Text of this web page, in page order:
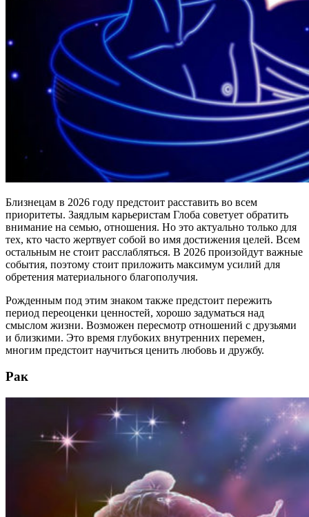
Близнецам в 2026 году предстоит расставить во всем
приоритеты. Заядлым карьеристам Глоба советует обратить
внимание на семью, отношения. Но это актуально только для
тех, кто часто жертвует собой во имя достижения целей. Всем
остальным не стоит расслабляться. В 2026 произойдут важные
события, поэтому стоит приложить максимум усилий для
обретения материального благополучия.
Рожденным под этим знаком также предстоит пережить
период переоценки ценностей, хорошо задуматься над
смыслом жизни. Возможен пересмотр отношений с друзьями
и близкими. Это время глубоких внутренних перемен,
многим предстоит научиться ценить любовь и дружбу.
Рак